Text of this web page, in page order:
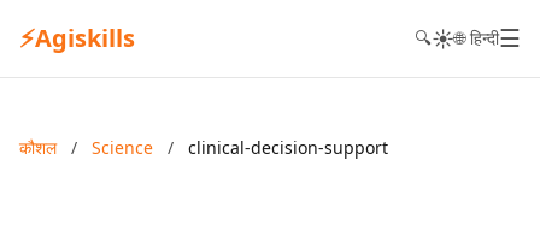
⚡Agiskills 🔍☀️🌐 हिन्दी☰
कौशल / Science / clinical-decision-support